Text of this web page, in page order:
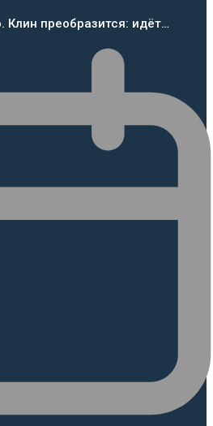
Клин преобразится: идёт…